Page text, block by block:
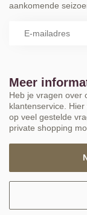
Meer
Heb je vragen over
klantenservice.
op veel gestelde
private shopping
aankomende